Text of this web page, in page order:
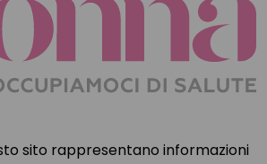
sito rappresentano informazioni